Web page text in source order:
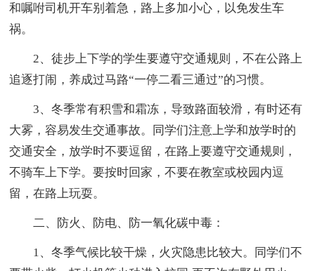
和嘱咐司机开车别着急，路上多加小心，以免发生车
祸。
2、徒步上下学的学生要遵守交通规则，不在公路上
追逐打闹，养成过马路“一停二看三通过”的习惯。
3、冬季常有积雪和霜冻，导致路面较滑，有时还有
大雾，容易发生交通事故。同学们注意上学和放学时的
交通安全，放学时不要逗留，在路上要遵守交通规则，
不骑车上下学。要按时回家，不要在教室或校园内逗
留，在路上玩耍。
二、防火、防电、防一氧化碳中毒：
1、冬季气候比较干燥，火灾隐患比较大。同学们不